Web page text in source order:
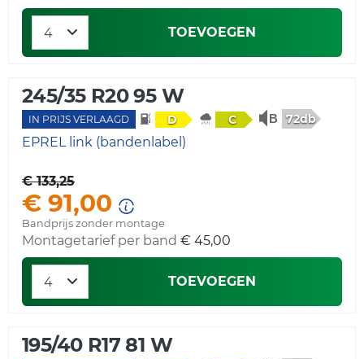
TOEVOEGEN
245/35 R20 95 W
IN PRIJS VERLAAGD D C 72db
EPREL link (bandenlabel)
€ 133,25
€ 91,00
Bandprijs zonder montage
Montagetarief per band € 45,00
TOEVOEGEN
195/40 R17 81 W